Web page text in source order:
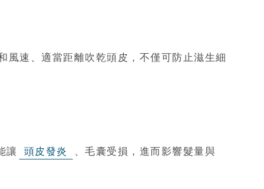
風速、適當距離吹乾頭皮，不僅可防止滋生細
讓 頭皮發炎 、毛囊受損，進而影響髮量與